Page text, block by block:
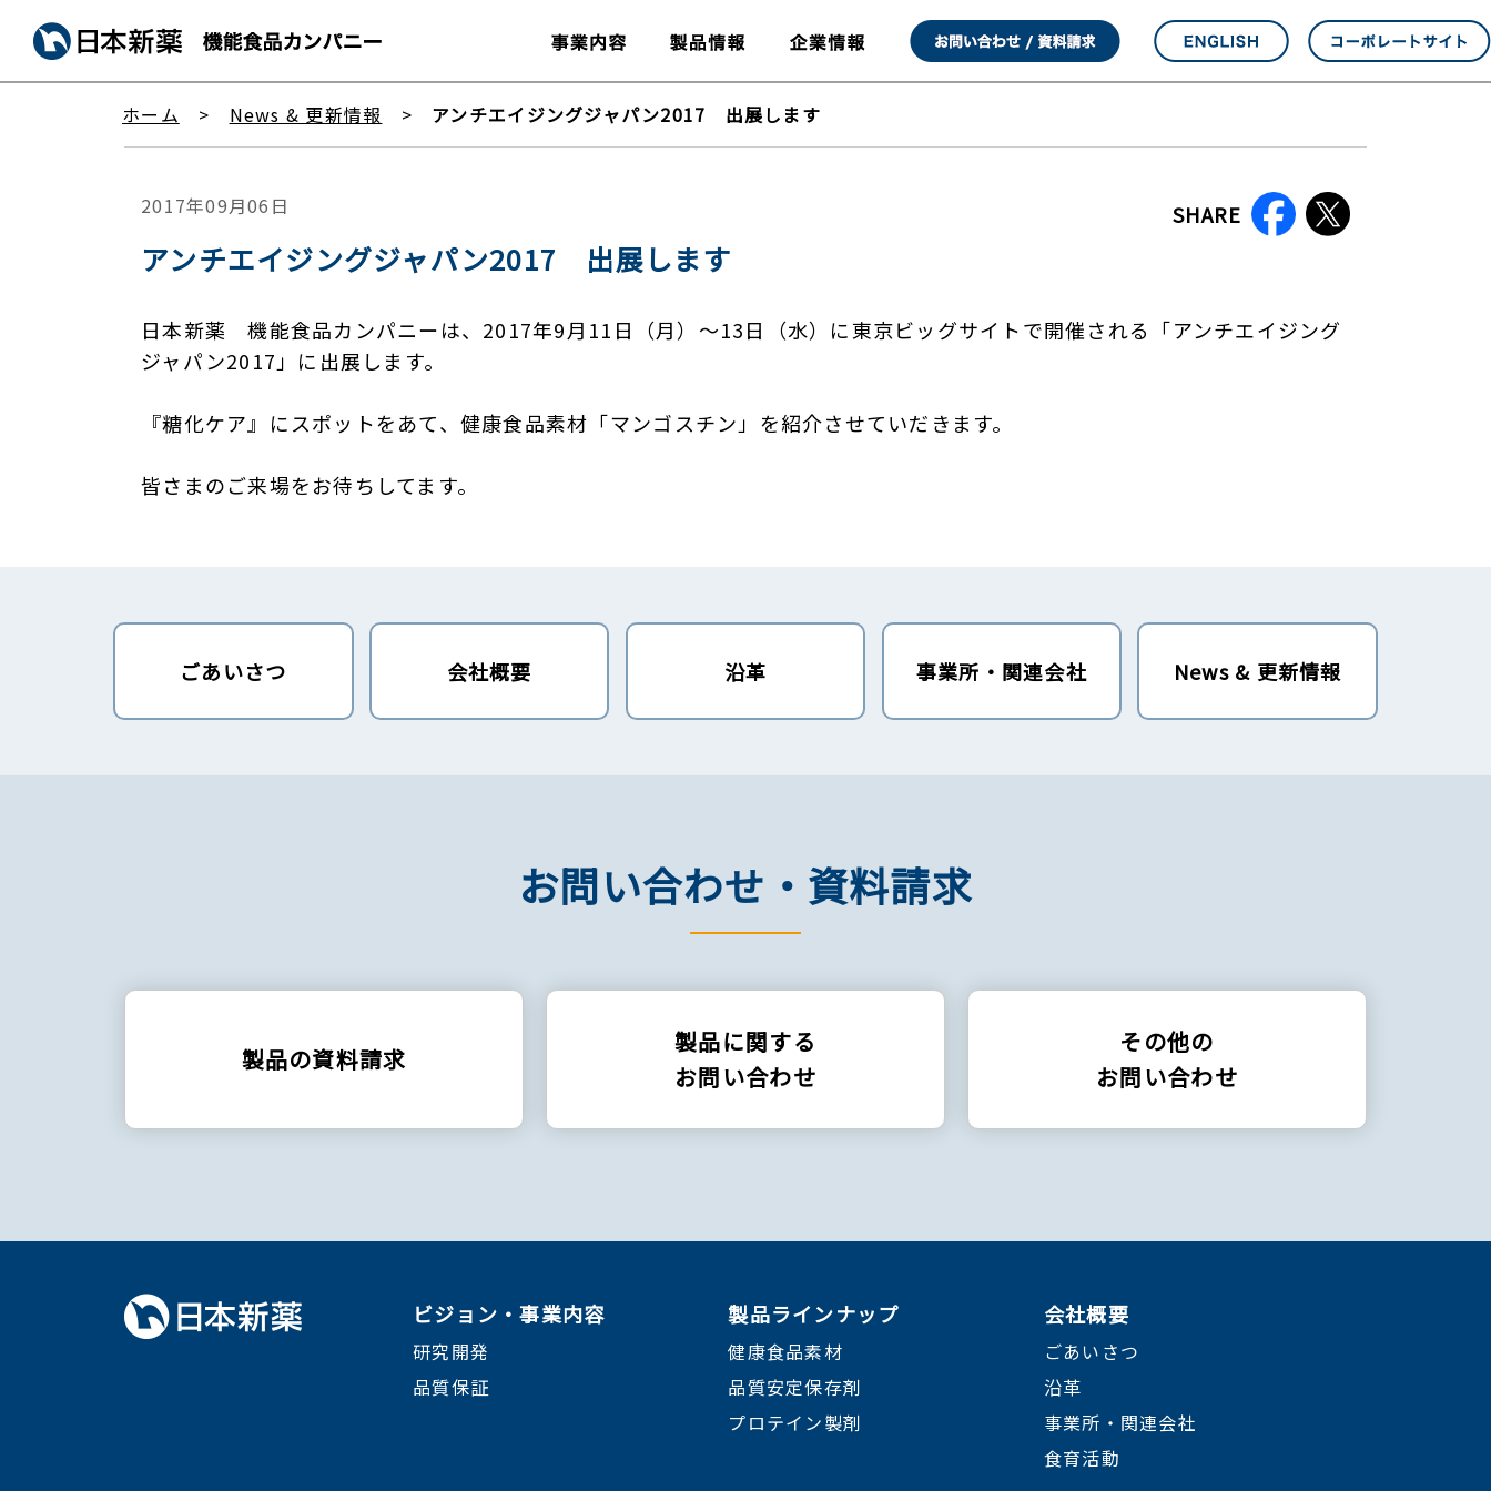
ホーム News & 更新情報 アンチエイジングジャパン2017 出展します
2017年09月06日 SHARE
アンチエイジングジャパン2017 出展します
日本新薬 機能食品カンパニーは、2017年9月11日（月）～13日（水）に東京ビッグサイトで開催される「アンチエイジング
ジャパン2017」に出展します。
『糖化ケア』にスポットをあて、健康食品素材「マンゴスチン」を紹介させていだきます。
皆さまのご来場をお待ちしてます。
ごあいさつ 会社概要 沿革 事業所・関連会社 News & 更新情報
お問い合わせ・資料請求
製品の資料請求
製品に関する
お問い合わせ
その他の
お問い合わせ
ビジョン・事業内容
研究開発
品質保証
製品ラインナップ
健康食品素材
品質安定保存剤
プロテイン製剤
会社概要
ごあいさつ
沿革
事業所・関連会社
食育活動